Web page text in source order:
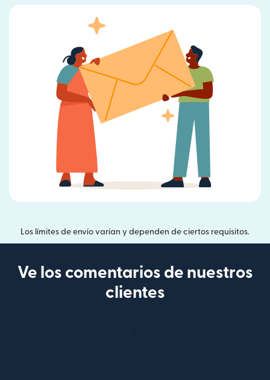
Los límites de envío varían y dependen de ciertos requisitos.
Ve los comentarios de nuestros
clientes